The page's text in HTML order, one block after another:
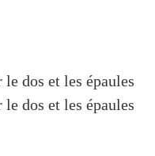
dos et les épaules
dos et les épaules